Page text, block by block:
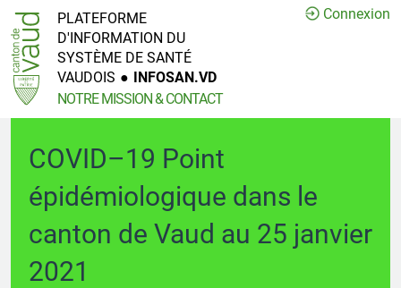
Connexion
PLATEFORME
D'INFORMATION DU
SYSTÈME DE SANTÉ
VAUDOIS ● INFOSAN.VD
NOTRE MISSION & CONTACT
COVID–19 Point
épidémiologique dans le
canton de Vaud au 25 janvier
2021